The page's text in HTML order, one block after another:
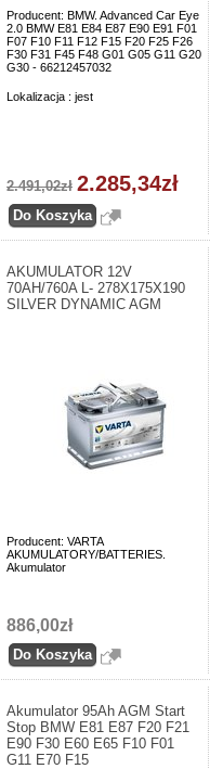
Producent: BMW. Advanced Car Eye
2.0 BMW E81 E84 E87 E90 E91 F01
F07 F10 F11 F12 F15 F20 F25 F26
F30 F31 F45 F48 G01 G05 G11 G20
G30 - 66212457032
Lokalizacja : jest
2.491,02zł 2.285,34zł
AKUMULATOR 12V
70AH/760A L- 278X175X190
SILVER DYNAMIC AGM
Producent: VARTA
AKUMULATORY/BATTERIES.
Akumulator
886,00zł
Akumulator 95Ah AGM Start
Stop BMW E81 E87 F20 F21
E90 F30 E60 E65 F10 F01
G11 E70 F15